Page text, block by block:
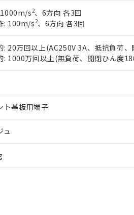
s2、6方向 各3回
: 100m/s2、6方向 各3回
: 20万回以上(AC250V 3A、抵抗負荷
: 1000万回以上(無負荷、開閉ひん度
ト基板用端子
ュ